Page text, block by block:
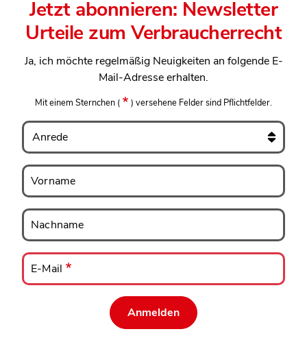
Jetzt abonnieren: Newsletter
Urteile zum Verbraucherrecht
Ja, ich möchte regelmäßig Neuigkeiten an folgende E-
Mail-Adresse erhalten.
Mit einem Sternchen ( ) versehene Felder sind Pflichtfelder.
Anrede
Vorname
Vorname
Nachname
Nachname
E-
Mail
E-Mail